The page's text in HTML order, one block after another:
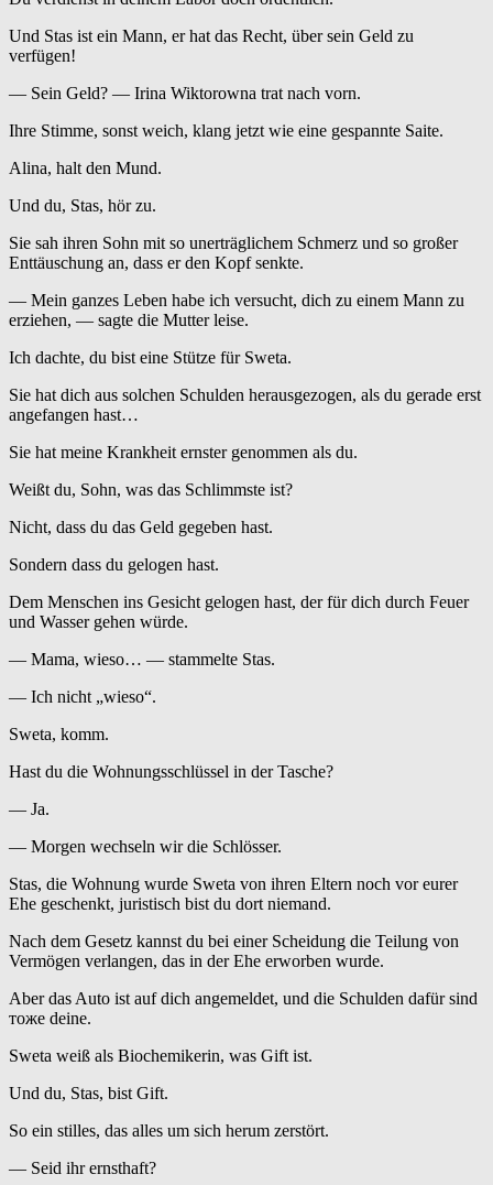
Und Stas ist ein Mann, er hat das Recht, über sein Geld zu
verfügen!
— Sein Geld? — Irina Wiktorowna trat nach vorn.
Ihre Stimme, sonst weich, klang jetzt wie eine gespannte Saite.
Alina, halt den Mund.
Und du, Stas, hör zu.
Sie sah ihren Sohn mit so unerträglichem Schmerz und so großer
Enttäuschung an, dass er den Kopf senkte.
— Mein ganzes Leben habe ich versucht, dich zu einem Mann zu
erziehen, — sagte die Mutter leise.
Ich dachte, du bist eine Stütze für Sweta.
Sie hat dich aus solchen Schulden herausgezogen, als du gerade erst
angefangen hast…
Sie hat meine Krankheit ernster genommen als du.
Weißt du, Sohn, was das Schlimmste ist?
Nicht, dass du das Geld gegeben hast.
Sondern dass du gelogen hast.
Dem Menschen ins Gesicht gelogen hast, der für dich durch Feuer
und Wasser gehen würde.
— Mama, wieso… — stammelte Stas.
— Ich nicht „wieso“.
Sweta, komm.
Hast du die Wohnungsschlüssel in der Tasche?
— Ja.
— Morgen wechseln wir die Schlösser.
Stas, die Wohnung wurde Sweta von ihren Eltern noch vor eurer
Ehe geschenkt, juristisch bist du dort niemand.
Nach dem Gesetz kannst du bei einer Scheidung die Teilung von
Vermögen verlangen, das in der Ehe erworben wurde.
Aber das Auto ist auf dich angemeldet, und die Schulden dafür sind
тоже deine.
Sweta weiß als Biochemikerin, was Gift ist.
Und du, Stas, bist Gift.
So ein stilles, das alles um sich herum zerstört.
— Seid ihr ernsthaft?